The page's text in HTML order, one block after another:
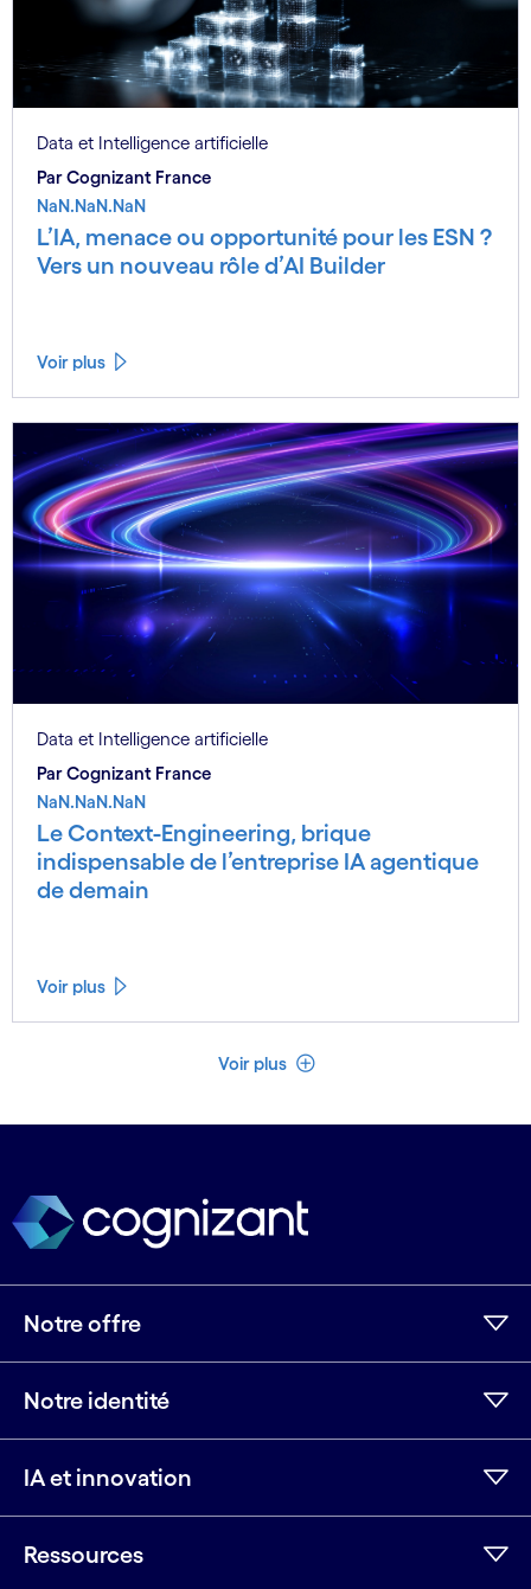
Data et Intelligence artificielle
Par Cognizant France
NaN.NaN.NaN
L’IA, menace ou opportunité pour les ESN ?
Vers un nouveau rôle d’AI Builder
Voir plus
Data et Intelligence artificielle
Par Cognizant France
NaN.NaN.NaN
Le Context-Engineering, brique
indispensable de l’entreprise IA agentique
de demain
Voir plus
Voir plus Voir moins
Notre offre
Notre identité
IA et innovation
Ressources